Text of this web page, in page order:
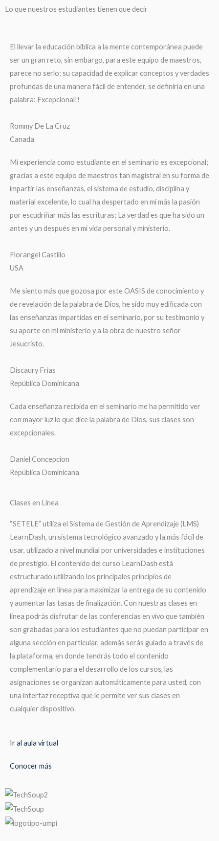
Lo que nuestros estudiantes tienen que decir
El llevar la educación bíblica a la mente contemporánea puede
ser un gran reto, sin embargo, para este equipo de maestros,
parece no serlo; su capacidad de explicar conceptos y verdades
profundas de una manera fácil de entender, se definiría en una
palabra: Excepcional!!
Rommy De La Cruz
Canada
Mi experiencia como estudiante en el seminario es excepcional;
gracias a este equipo de maestros tan magistral en su forma de
impartir las enseñanzas, el sistema de estudio, disciplina y
material excelente, lo cual ha despertado en mí más la pasión
por escudriñar más las escrituras; La verdad es que ha sido un
antes y un después en mi vida personal y ministerio.
Florangel Castillo
USA
Me siento más que gozosa por este OASIS de conocimiento y
de revelación de la palabra de Dios, he sido muy edificada con
las enseñanzas impartidas en el seminario, por su testimonio y
su aporte en mi ministerio y a la obra de nuestro señor
Jesucristo.
Discaury Frias
República Dominicana
Cada enseñanza recibida en el seminario me ha permitido ver
con mayor luz lo que dice la palabra de Dios, sus clases son
excepcionales.
Daniel Concepcion
República Dominicana
Clases en Linea
“SETELE” utiliza el Sistema de Gestión de Aprendizaje (LMS)
LearnDash, un sistema tecnológico avanzado y la más fácil de
usar, utilizado a nivel mundial por universidades e instituciones
de prestigio. El contenido del curso LearnDash está
estructurado utilizando los principales principios de
aprendizaje en línea para maximizar la entrega de su contenido
y aumentar las tasas de finalización. Con nuestras clases en
línea podrás disfrutar de las conferencias en vivo que también
son grabadas para los estudiantes que no puedan participar en
alguna sección en particular, además serás guiado a través de
la plataforma, en donde tendrás todo el contenido
complementario para el desarrollo de los cursos, las
asignaciones se organizan automáticamente para usted, con
una interfaz receptiva que le permite ver sus clases en
cualquier dispositivo.
Ir al aula virtual
Conocer más